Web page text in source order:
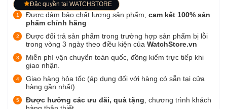
Đặc quyền tại WATCHSTORE
Được đảm bảo chất lượng sản phẩm, cam kết 100% sản
phẩm chính hãng
Được đổi trả sản phẩm trong trường hợp sản phẩm bị lỗi
trong vòng 3 ngày theo điều kiện của WatchStore.vn
Miễn phí vận chuyển toàn quốc, đồng kiểm trực tiếp khi
giao nhận.
Giao hàng hỏa tốc (áp dụng đối với hàng có sẵn tại cửa
hàng gần nhất)
Được hưởng các ưu đãi, quà tặng , chương trình khách